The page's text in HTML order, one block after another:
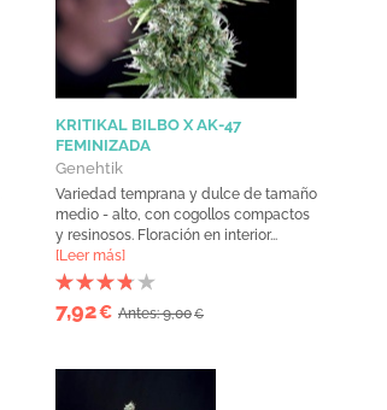
KRITIKAL BILBO X AK-47
FEMINIZADA
Genehtik
Variedad temprana y dulce de tamaño
medio - alto, con cogollos compactos
y resinosos. Floración en interior...
[Leer más]
7,92€ Antes: 9,00€